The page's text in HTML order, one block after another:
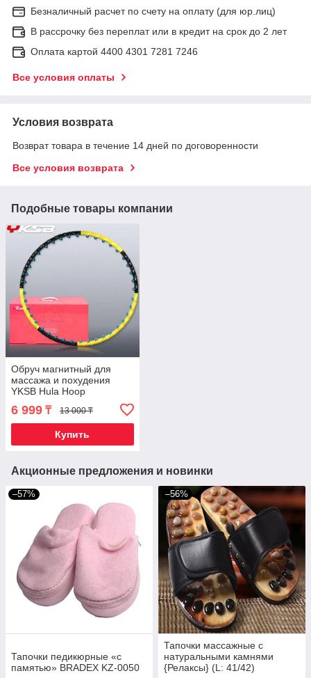
Безналичный расчет по счету на оплату (для юр.лиц)
В рассрочку без переплат или в кредит на срок до 2 лет
Оплата картой 4400 4301 7281 7246
Все условия оплаты
Условия возврата
Возврат товара в течение 14 дней по договоренности
Все условия возврата
Подобные товары компании
Обруч магнитный для
массажа и похудения
YKSB Hula Hoop
6 999 ₸ 13 000 ₸
Купить
Акционные предложения и новинки
–57%
Тапочки педикюрные «с
памятью» BRADEX KZ-0050
–56%
Тапочки массажные c
натуральными камнями
{Релаксы} (L: 41/42)